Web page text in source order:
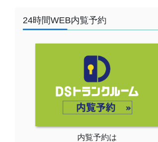
24時間WEB内覧予約
内覧予約は